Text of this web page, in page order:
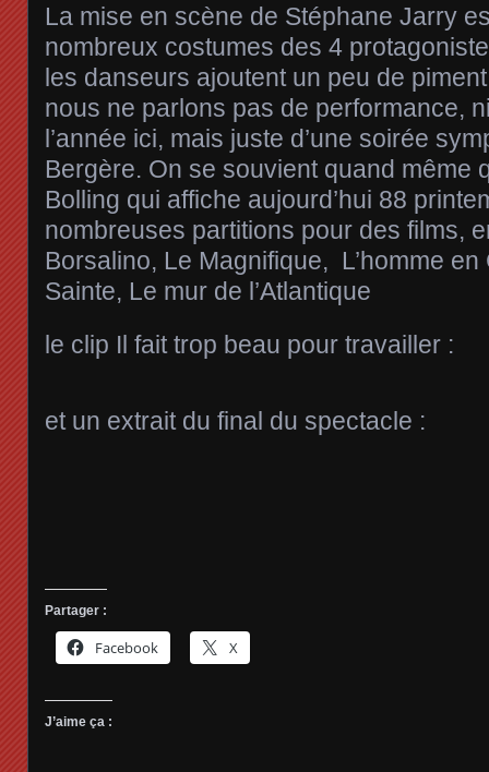
La mise en scène de Stéphane Jarry
nombreux costumes des 4
les danseurs ajoutent un peu de
nous ne parlons pas de performance,
l’année ici, mais juste d’une soirée
Bergère. On se souvient quand même
Bolling qui affiche aujourd’hui 88
nombreuses partitions pour des films,
Borsalino, Le Magnifique, L’homme en
Sainte, Le mur de l’Atlantique
le clip Il fait trop beau pour travailler :
et un extrait du final du spectacle :
Partager :
Facebook X
J’aime ça :